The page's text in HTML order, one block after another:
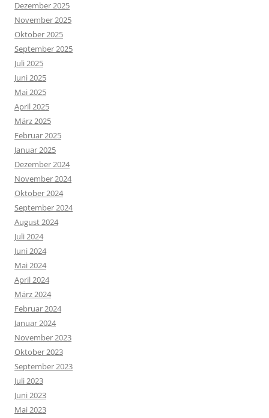
Dezember 2025
November 2025
Oktober 2025
September 2025
Juli 2025
Juni 2025
Mai 2025
April 2025
März 2025
Februar 2025
Januar 2025
Dezember 2024
November 2024
Oktober 2024
September 2024
August 2024
Juli 2024
Juni 2024
Mai 2024
April 2024
März 2024
Februar 2024
Januar 2024
November 2023
Oktober 2023
September 2023
Juli 2023
Juni 2023
Mai 2023